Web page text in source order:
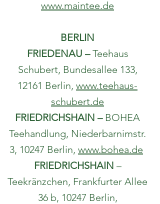
www.maintee.de
BERLIN
FRIEDENAU –Teehaus
Schubert, Bundesallee 133,
12161 Berlin, www.teehaus-
schubert.de
FRIEDRICHSHAIN – BOHEA
Teehandlung, Niederbarnimstr.
3, 10247 Berlin, www.bohea.de
FRIEDRICHSHAIN –
Teekränzchen, Frankfurter Allee
36 b, 10247 Berlin,